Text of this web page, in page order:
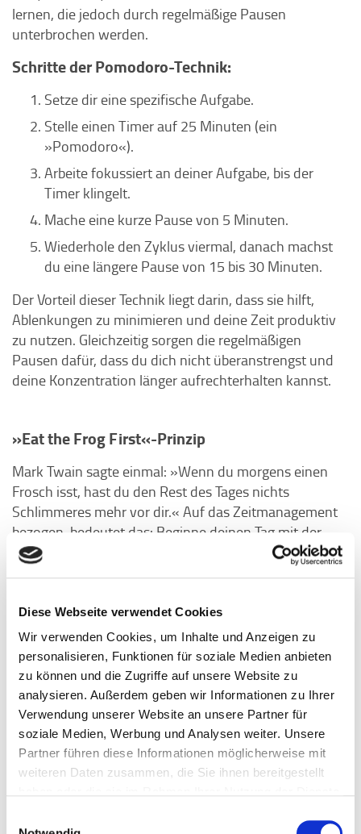
Diese Webseite verwendet Cookies
Wir verwenden Cookies, um Inhalte und Anzeigen zu
personalisieren, Funktionen für soziale Medien anbieten
zu können und die Zugriffe auf unsere Website zu
analysieren. Außerdem geben wir Informationen zu Ihrer
Verwendung unserer Website an unsere Partner für
soziale Medien, Werbung und Analysen weiter. Unsere
Partner führen diese Informationen möglicherweise mit
weiteren Daten zusammen, die Sie ihnen bereitgestellt
lernen, die jedoch durch regelmäßige Pausen
unterbrochen werden.
Schritte der Pomodoro-Technik:
Setze dir eine spezifische Aufgabe.
Stelle einen Timer auf 25 Minuten (ein
»Pomodoro«).
Arbeite fokussiert an deiner Aufgabe, bis der
Timer klingelt.
Mache eine kurze Pause von 5 Minuten.
Wiederhole den Zyklus viermal, danach machst
du eine längere Pause von 15 bis 30 Minuten.
Der Vorteil dieser Technik liegt darin, dass sie hilft,
Ablenkungen zu minimieren und deine Zeit produktiv
zu nutzen. Gleichzeitig sorgen die regelmäßigen
Pausen dafür, dass du dich nicht überanstrengst und
deine Konzentration länger aufrechterhalten kannst.
»Eat the Frog First«-Prinzip
Mark Twain sagte einmal: »Wenn du morgens einen
Frosch isst, hast du den Rest des Tages nichts
Schlimmeres mehr vor dir.« Auf das Zeitmanagement
bezogen, bedeutet das: Beginne deinen Tag mit der
Aufgabe, die dir am meisten Widerstand bereitet oder
die am unangenehmsten ist. Der psychologische
unangenehme oder schwierige Aufgaben
aufzuschieben, was zu Stress und Prokrastination
führt. Indem du den »Frosch« gleich zu Beginn des
Tages isst, gewinnst du Selbstvertrauen und
Motivation für den Rest des Tages.
Intrinsische Motivation
Eine der größten Herausforderungen beim Zeit- und
aufrechtzuerhalten. Intrinsische Motivation – also der